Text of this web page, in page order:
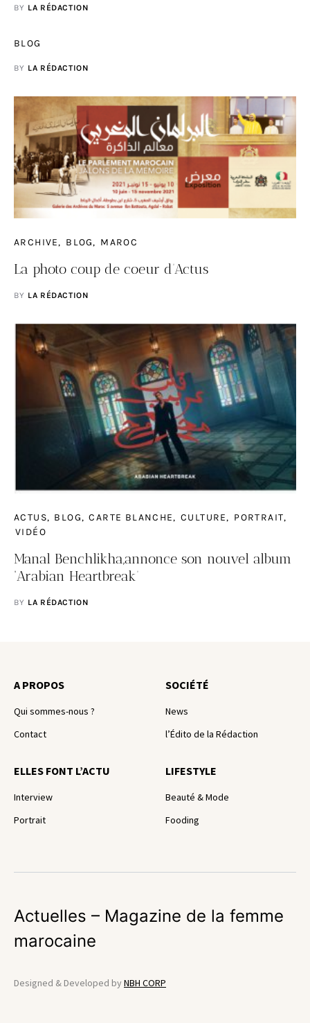
BY LA RÉDACTION
BLOG
BY LA RÉDACTION
ARCHIVE BLOG MAROC
La photo coup de coeur d’Actus
BY LA RÉDACTION
ACTUS BLOG CARTE BLANCHE CULTURE
PORTRAIT
VIDÉO
Manal Benchlikha,annonce son nouvel album
‘Arabian Heartbreak’
BY LA RÉDACTION
A PROPOS
Qui sommes-nous ?
Contact
SOCIÉTÉ
News
l’Édito de la Rédaction
ELLES FONT L’ACTU
Interview
Portrait
LIFESTYLE
Beauté & Mode
Fooding
Actuelles – Magazine de la femme
marocaine
Designed & Developed byNBH CORP